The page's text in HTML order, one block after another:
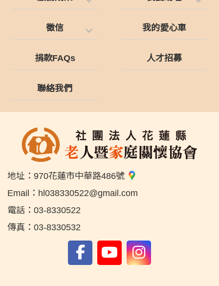
徵信 我的愛心車
捐款FAQs 人才招募
聯絡我們
地址： 970花蓮市中華路486號
Email： hl038330522@gmail.com
電話： 03-8330522
傳真： 03-8330532